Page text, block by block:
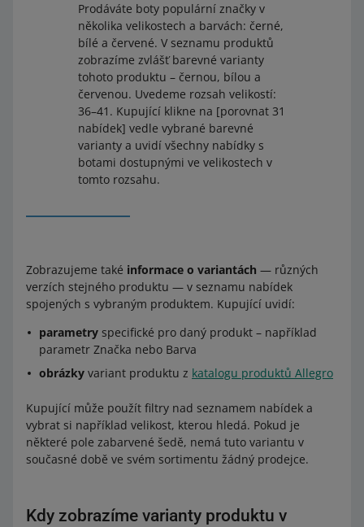
Prodáváte boty populární značky v
několika velikostech a barvách: černé,
bílé a červené. V seznamu produktů
zobrazíme zvlášť barevné varianty
tohoto produktu – černou, bílou a
červenou. Uvedeme rozsah velikostí:
36–41. Kupující klikne na [porovnat 31
nabídek] vedle vybrané barevné
varianty a uvidí všechny nabídky s
botami dostupnými ve velikostech v
tomto rozsahu.
Zobrazujeme také informace o variantách — různých
verzích stejného produktu — v seznamu nabídek
spojených s vybraným produktem. Kupující uvidí:
parametry specifické pro daný produkt – například
parametr Značka nebo Barva
obrázky variant produktu z katalogu produktů Allegro
Kupující může použít filtry nad seznamem nabídek a
vybrat si například velikost, kterou hledá. Pokud je
některé pole zabarvené šedě, nemá tuto variantu v
současné době ve svém sortimentu žádný prodejce.
Kdy zobrazíme varianty produktu v